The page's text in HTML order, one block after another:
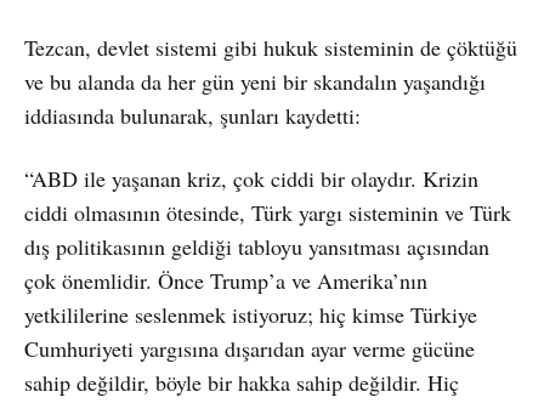
Tezcan, devlet sistemi gibi hukuk sisteminin de çöktüğü
ve bu alanda da her gün yeni bir skandalın yaşandığı
iddiasında bulunarak, şunları kaydetti:
“ABD ile yaşanan kriz, çok ciddi bir olaydır. Krizin
ciddi olmasının ötesinde, Türk yargı sisteminin ve Türk
dış politikasının geldiği tabloyu yansıtması açısından
çok önemlidir. Önce Trump’a ve Amerika’nın
yetkililerine seslenmek istiyoruz; hiç kimse Türkiye
Cumhuriyeti yargısına dışarıdan ayar verme gücüne
sahip değildir, böyle bir hakka sahip değildir. Hiç